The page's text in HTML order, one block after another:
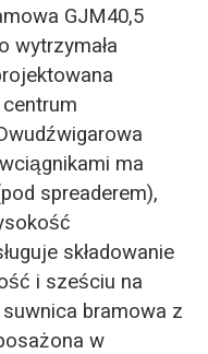
GJM40,5
wytrzymała
ma
spreaderem),
składowanie
i sześciu na
bramowa z
w